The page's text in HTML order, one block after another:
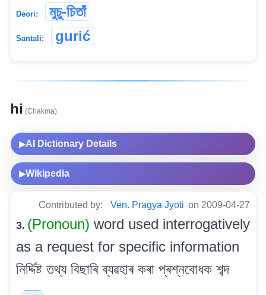
Deori: মুচু-চিতাঁ
Santali: gurić
hi (Chakma)
▶AI Dictionary Details
▶Wikipedia
Contributed by: Ven. Pragya Jyoti on 2009-04-27
3. (Pronoun) word used interrogatively
as a request for specific information
নিৰ্দ্দিষ্ট তথ্য বিছাৰি ব্যৱহাৰ কৰা প্ৰশ্নবোধক শব্দ